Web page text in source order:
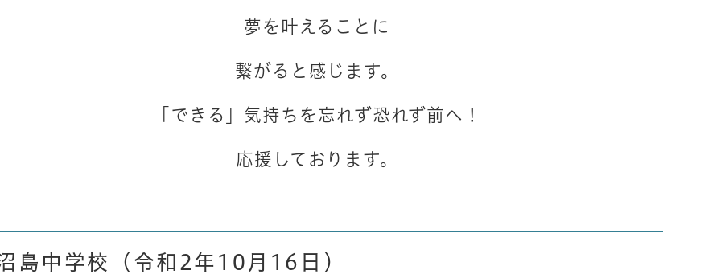
夢を叶えることに
繋がると感じます。
「できる」気持ちを忘れず恐れず前へ！
応援しております。
島中学校（令和2年10月16日）